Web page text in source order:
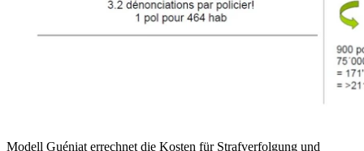
Modell Guéniat errechnet die Kosten für Strafverfolgung und